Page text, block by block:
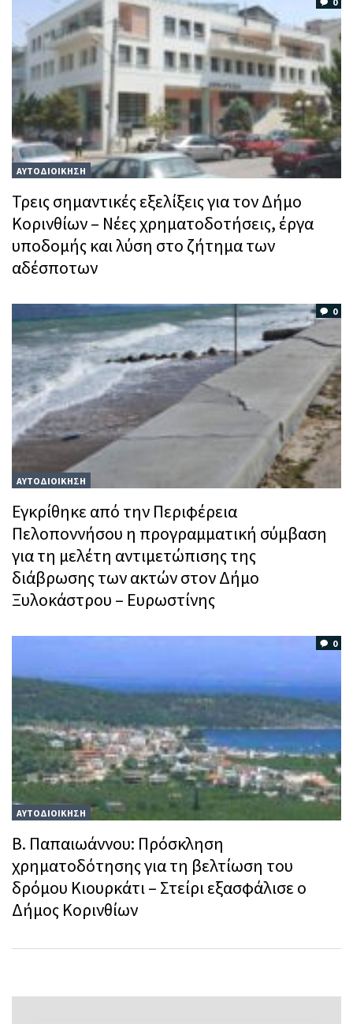
ΑΥΤΟΔΙΟΙΚΗΣΗ
Τρεις σημαντικές εξελίξεις για τον Δήμο
Κορινθίων – Νέες χρηματοδοτήσεις, έργα
υποδομής και λύση στο ζήτημα των
αδέσποτων
0
ΑΥΤΟΔΙΟΙΚΗΣΗ
Εγκρίθηκε από την Περιφέρεια
Πελοποννήσου η προγραμματική σύμβαση
για τη μελέτη αντιμετώπισης της
διάβρωσης των ακτών στον Δήμο
Ξυλοκάστρου – Ευρωστίνης
0
ΑΥΤΟΔΙΟΙΚΗΣΗ
Β. Παπαιωάννου: Πρόσκληση
χρηματοδότησης για τη βελτίωση του
δρόμου Κιουρκάτι – Στείρι εξασφάλισε ο
Δήμος Κορινθίων